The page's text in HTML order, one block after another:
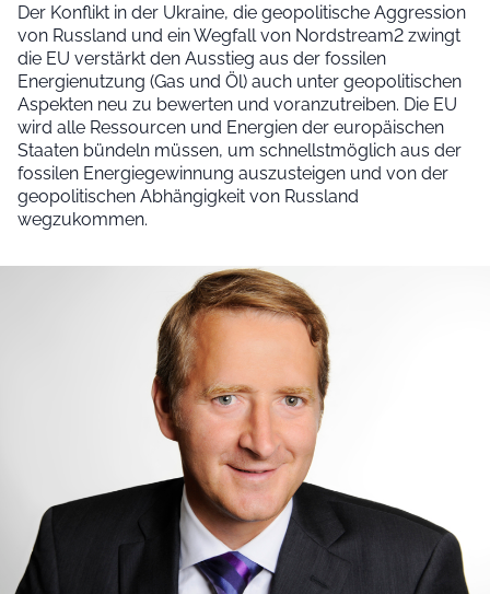
Der Konflikt in der Ukraine, die geopolitische Aggression
von Russland und ein Wegfall von Nordstream2 zwingt
die EU verstärkt den Ausstieg aus der fossilen
Energienutzung (Gas und Öl) auch unter geopolitischen
Aspekten neu zu bewerten und voranzutreiben. Die EU
wird alle Ressourcen und Energien der europäischen
Staaten bündeln müssen, um schnellstmöglich aus der
fossilen Energiegewinnung auszusteigen und von der
geopolitischen Abhängigkeit von Russland
wegzukommen.